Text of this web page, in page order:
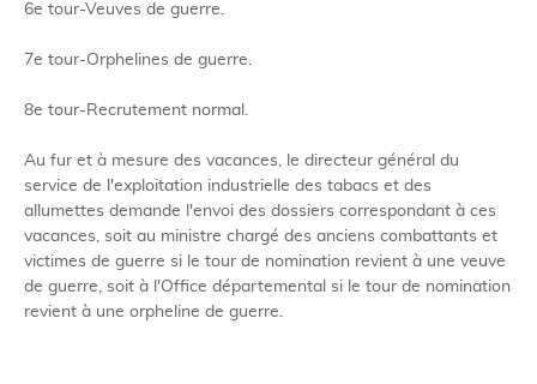
6e tour-Veuves de guerre.
7e tour-Orphelines de guerre.
8e tour-Recrutement normal.
Au fur et à mesure des vacances, le directeur général du
service de l'exploitation industrielle des tabacs et des
allumettes demande l'envoi des dossiers correspondant à ces
vacances, soit au ministre chargé des anciens combattants et
victimes de guerre si le tour de nomination revient à une veuve
de guerre, soit à l'Office départemental si le tour de nomination
revient à une orpheline de guerre.